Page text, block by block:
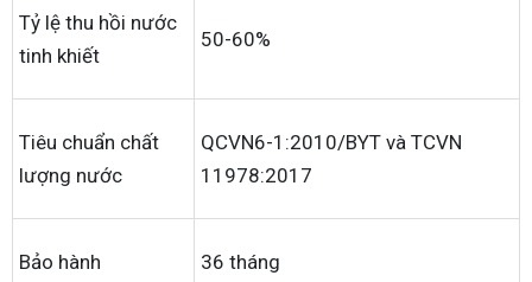
Tỷ lệ thu hồi nước
tinh khiết
50-60%
Tiêu chuẩn chất
lượng nước
QCVN6-1:2010/BYT và TCVN
11978:2017
Bảo hành 36 tháng